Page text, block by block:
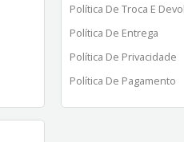
Política De Troca E
Política De Entrega
Política De Privacidade
Política De Pagamento